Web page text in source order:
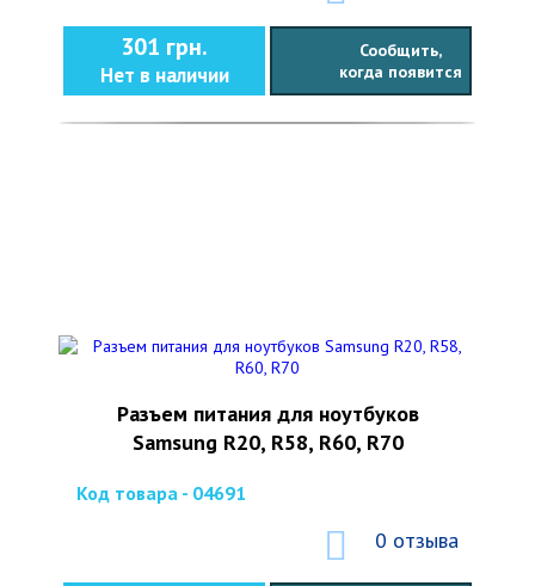
301 грн.
Нет в наличии
Сообщить,
когда появится
Разъем питания для ноутбуков
Samsung R20, R58, R60, R70
Код товара - 04691
0 отзыва